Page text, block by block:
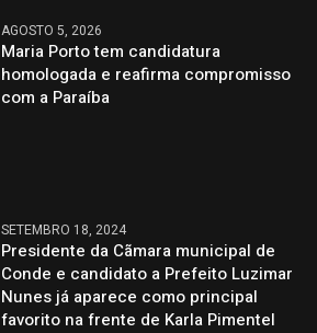
AGOSTO 5, 2026
Maria Porto tem candidatura
homologada e reafirma compromisso
com a Paraíba
SETEMBRO 18, 2024
Presidente da Cãmara municipal de
Conde e candidato a Prefeito Luzimar
Nunes já aparece como principal
favorito na frente de Karla Pimentel